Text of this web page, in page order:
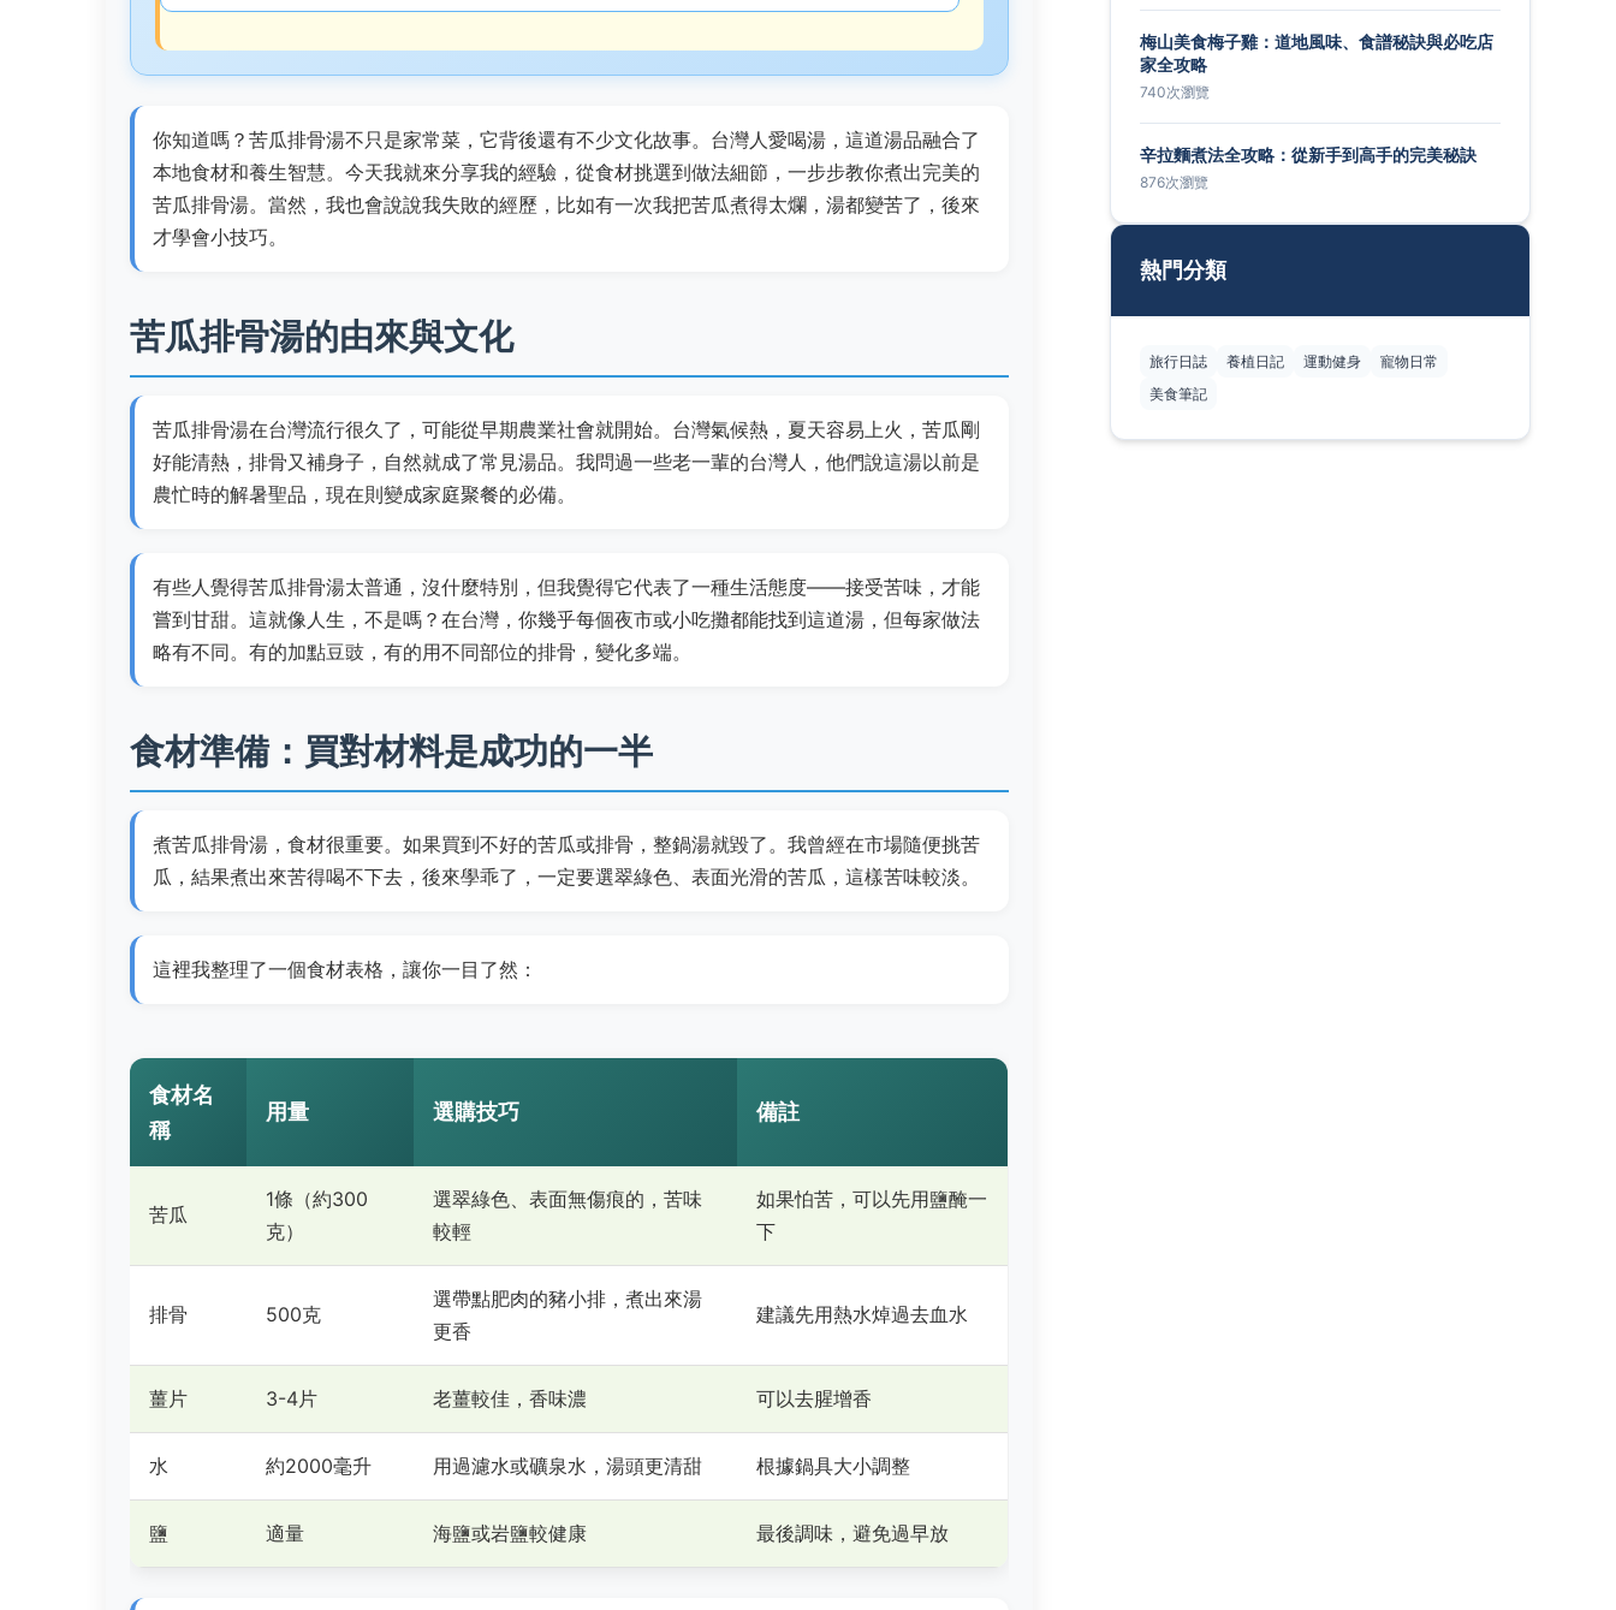
你知道嗎？苦瓜排骨湯不只是家常菜，它背後還有不少文化故事。台灣人愛喝湯，這道湯品融合了
本地食材和養生智慧。今天我就來分享我的經驗，從食材挑選到做法細節，一步步教你煮出完美的
苦瓜排骨湯。當然，我也會說說我失敗的經歷，比如有一次我把苦瓜煮得太爛，湯都變苦了，後來
才學會小技巧。
苦瓜排骨湯的由來與文化
苦瓜排骨湯在台灣流行很久了，可能從早期農業社會就開始。台灣氣候熱，夏天容易上火，苦瓜剛
好能清熱，排骨又補身子，自然就成了常見湯品。我問過一些老一輩的台灣人，他們說這湯以前是
農忙時的解暑聖品，現在則變成家庭聚餐的必備。
有些人覺得苦瓜排骨湯太普通，沒什麼特別，但我覺得它代表了一種生活態度——接受苦味，才能
嘗到甘甜。這就像人生，不是嗎？在台灣，你幾乎每個夜市或小吃攤都能找到這道湯，但每家做法
略有不同。有的加點豆豉，有的用不同部位的排骨，變化多端。
食材準備：買對材料是成功的一半
煮苦瓜排骨湯，食材很重要。如果買到不好的苦瓜或排骨，整鍋湯就毀了。我曾經在市場隨便挑苦
瓜，結果煮出來苦得喝不下去，後來學乖了，一定要選翠綠色、表面光滑的苦瓜，這樣苦味較淡。
這裡我整理了一個食材表格，讓你一目了然：
食材名
稱
用量 選購技巧 備註
苦瓜
1條（約300
克）
選翠綠色、表面無傷痕的，苦味
較輕
如果怕苦，可以先用鹽醃一
下
排骨 500克
選帶點肥肉的豬小排，煮出來湯
更香
建議先用熱水焯過去血水
薑片 3-4片 老薑較佳，香味濃 可以去腥增香
水 約2000毫升 用過濾水或礦泉水，湯頭更清甜 根據鍋具大小調整
鹽 適量 海鹽或岩鹽較健康 最後調味，避免過早放
梅山美食梅子雞：道地風味、食譜秘訣與必吃店
家全攻略
740次瀏覽
辛拉麵煮法全攻略：從新手到高手的完美秘訣
876次瀏覽
熱門分類
旅行日誌 養植日記 運動健身
寵物日常
美食筆記